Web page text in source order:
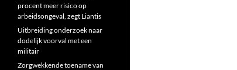
procent meer risico op
arbeidsongeval, zegt Liantis
Uitbreiding onderzoek naar
dodelijk voorval met een
militair
Zorgwekkende toename van